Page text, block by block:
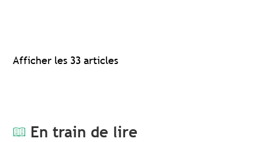
Afficher les 33 articles
En train de lire